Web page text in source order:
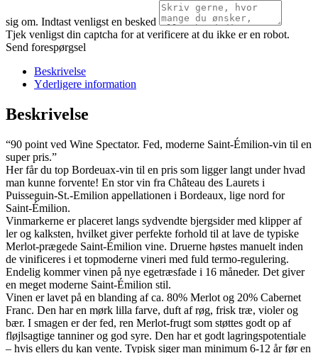
sig om. Indtast venligst en besked
Tjek venligst din captcha for at verificere at du ikke er en robot.
Send forespørgsel
Beskrivelse
Yderligere information
Beskrivelse
“90 point ved Wine Spectator. Fed, moderne Saint-Émilion-vin til en
super pris.”
Her får du top Bordeuax-vin til en pris som ligger langt under hvad
man kunne forvente! En stor vin fra Château des Laurets i
Puisseguin-St.-Emilion appellationen i Bordeaux, lige nord for
Saint-Émilion.
Vinmarkerne er placeret langs sydvendte bjergsider med klipper af
ler og kalksten, hvilket giver perfekte forhold til at lave de typiske
Merlot-prægede Saint-Émilion vine. Druerne høstes manuelt inden
de vinificeres i et topmoderne vineri med fuld termo-regulering.
Endelig kommer vinen på nye egetræsfade i 16 måneder. Det giver
en meget moderne Saint-Émilion stil.
Vinen er lavet på en blanding af ca. 80% Merlot og 20% Cabernet
Franc. Den har en mørk lilla farve, duft af røg, frisk træ, violer og
bær. I smagen er der fed, ren Merlot-frugt som støttes godt op af
fløjlsagtige tanniner og god syre. Den har et godt lagringspotentiale
– hvis ellers du kan vente. Typisk siger man minimum 6-12 år før en